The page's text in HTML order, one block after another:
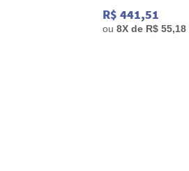
R$ 441,51
ou 8X de R$ 55,18